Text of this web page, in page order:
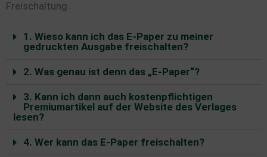
Freischaltung
1. Wieso kann ich das E-Paper zu meiner
gedruckten Ausgabe freischalten?
2. Was genau ist denn das „E-Paper“?
3. Kann ich dann auch kostenpflichtigen
Premiumartikel auf der Website des Verlages
lesen?
4. Wer kann das E-Paper freischalten?